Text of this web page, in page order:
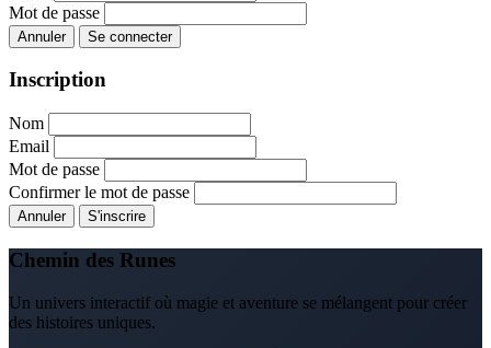
Mot de passe
Annuler Se connecter
Inscription
Nom
Email
Mot de passe
Confirmer le mot de passe
Annuler S'inscrire
Chemin des Runes
Un univers interactif où magie et aventure se mélangent pour créer
des histoires uniques.